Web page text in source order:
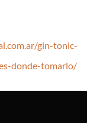
gin-tonic-
donde-tomarlo/